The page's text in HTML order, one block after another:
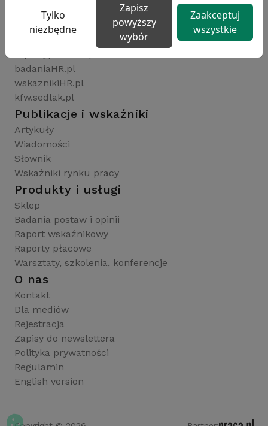
Rynekpracy.pl
sedlak.pl
badaniaHR.pl
wskaznikiHR.pl
kfw.sedlak.pl
Publikacje i wskaźniki
Artykuły
Wiadomości
Słownik
Wskaźniki rynku pracy
Produkty i usługi
Sklep
Badania postaw i opinii
Raport wskaźnikowy
Raporty płacowe
Warsztaty, szkolenia, konferencje
O nas
Kontakt
Dla mediów
Rejestracja
Zapisy do newslettera
Polityka prywatności
Regulamin
English version
Tylko
niezbędne
Zapisz
powyższy
wybór
Zaakceptuj
wszystkie